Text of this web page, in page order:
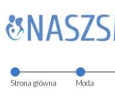
Strona główna Moda